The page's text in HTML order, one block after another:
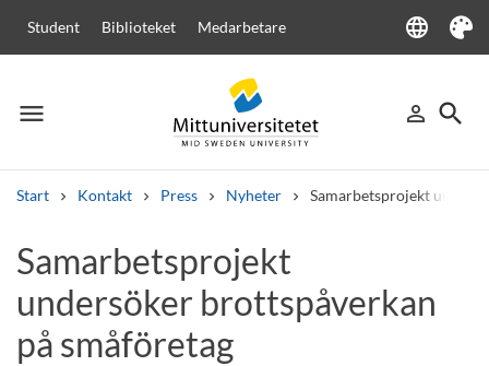
Student Biblioteket Medarbetare language
Language
Tema
menu
Meny person_outline
Logga in
search
Sök
Start Kontakt Press Nyheter Samarbetsprojekt
Andra söktjänster
Kurser och programKursplanerVälkomstbrev Personal
Lediga jobb
Samarbetsprojekt
undersöker brottspåverkan
på småföretag